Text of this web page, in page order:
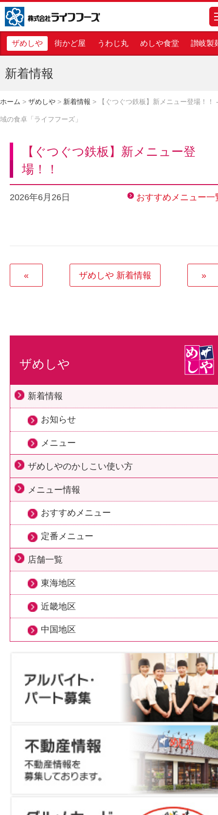
株式会社ライフフーズ
ザめしや 街かど屋 うわじ丸 めしや食堂 讃岐製
新着情報
ホーム > ザめしや > 新着情報 > 【ぐつぐつ鉄板】新メニュー登場！！
域の食卓「ライフフーズ」
【ぐつぐつ鉄板】新メニュー登
場！！
2026年6月26日 おすすめメニュー一
« ザめしや 新着情報 »
ザめしや
新着情報
お知らせ
メニュー
ザめしやのかしこい使い方
メニュー情報
おすすめメニュー
定番メニュー
店舗一覧
東海地区
近畿地区
中国地区